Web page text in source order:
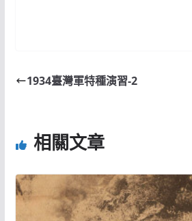
1934臺灣軍特種演習-2
相關文章